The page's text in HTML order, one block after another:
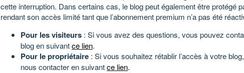
cette interruption. Dans certains cas, le blog peut également être protégé
rendant son accès limité tant que l’abonnement premium n’a pas été
Pour les visiteurs : Si vous avez des questions, vous pouvez
blog en suivantce lien.
Pour le propriétaire : Si vous souhaitez rétablir l’accès à votre
nous contacter en suivantce lien.